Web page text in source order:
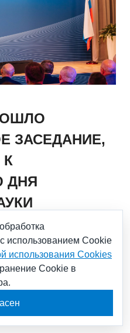
ЗАСЕДАНИЕ,
ДНЯ
науки 7 февраля в
традиционное
научных итогов
использованием Cookie
использования Cookies
Cookie в